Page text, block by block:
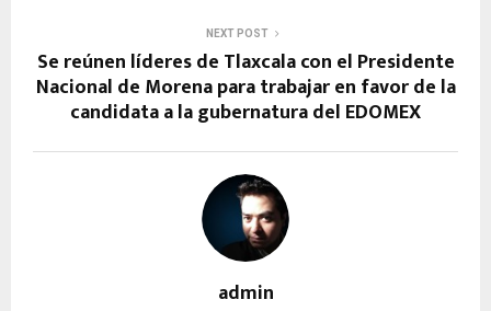
NEXT POST
Se reúnen líderes de Tlaxcala con el Presidente
Nacional de Morena para trabajar en favor de la
candidata a la gubernatura del EDOMEX
admin